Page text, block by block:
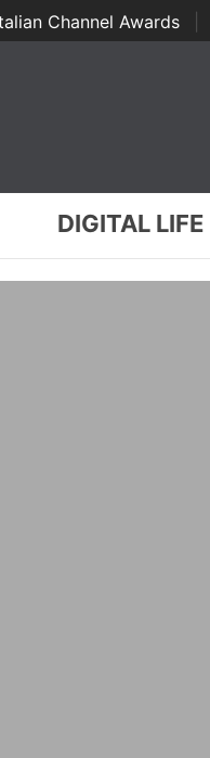
Channel Awards
...
DIGITAL LIFE